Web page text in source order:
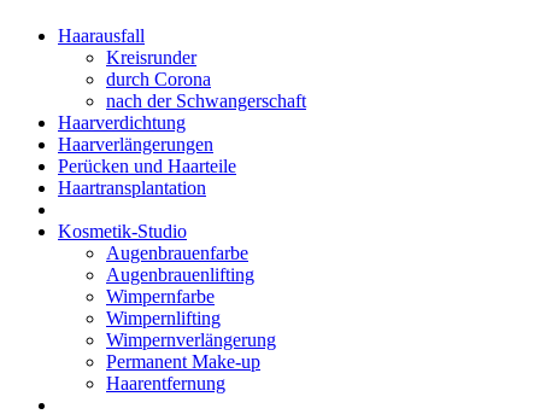
Haarausfall
Kreisrunder
durch Corona
nach der Schwangerschaft
Haarverdichtung
Haarverlängerungen
Perücken und Haarteile
Haartransplantation
Kosmetik-Studio
Augenbrauenfarbe
Augenbrauenlifting
Wimpernfarbe
Wimpernlifting
Wimpernverlängerung
Permanent Make-up
Haarentfernung